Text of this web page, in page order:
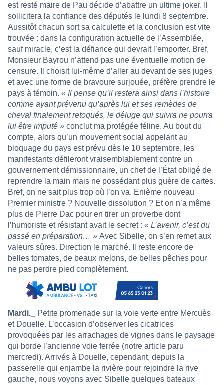
est resté maire de Pau décide d’abattre un ultime joker. Il
sollicitera la confiance des députés le lundi 8 septembre.
Aussitôt chacun sort sa calculette et la conclusion est vite
trouvée : dans la configuration actuelle de l’Assemblée,
sauf miracle, c’est la défiance qui devrait l’emporter. Bref,
Monsieur Bayrou n’attend pas une éventuelle motion de
censure. Il choisit lui-même d’aller au devant de ses juges
et avec une forme de bravoure surjouée, préfère prendre le
pays à témoin. « Il pense qu’il restera ainsi dans l’histoire
comme ayant prévenu qu’après lui et ses remèdes de
cheval finalement retoqués, le déluge qui suivra ne pourra
lui être imputé » conclut ma protégée féline. Au bout du
compte, alors qu’un mouvement social appelant au
bloquage du pays est prévu dès le 10 septembre, les
manifestants défileront vraisemblablement contre un
gouvernement démissionnaire, un chef de l’État obligé de
reprendre la main mais ne possédant plus guère de cartes.
Bref, on ne sait plus trop où l’on va. Enième nouveau
Premier ministre ? Nouvelle dissolution ? Et on n’a même
plus de Pierre Dac pour en tirer un proverbe dont
l’humoriste et résistant avait le secret : « L’avenir, c’est du
passé en préparation… » Avec Sibelle, on s’en remet aux
valeurs sûres. Direction le marché. Il reste encore de
belles tomates, de beaux melons, de belles pêches pour
ne pas perdre pied complètement.
Mardi._
Petite promenade sur la voie verte entre Mercuès
et Douelle. L’occasion d’observer les cicatrices
provoquées par les arrachages de vignes dans le paysage
qui borde l’ancienne voie ferrée (notre article paru
mercredi). Arrivés à Douelle, cependant, depuis la
passerelle qui enjambe la rivière pour rejoindre la rive
gauche, nous voyons avec Sibelle quelques bateaux